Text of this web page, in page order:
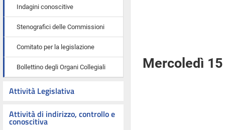
Indagini conoscitive
Stenografici delle Commissioni
Comitato per la legislazione
Bollettino degli Organi Collegiali
Attività Legislativa
Attività di indirizzo, controllo e
conoscitiva
Mercoledì